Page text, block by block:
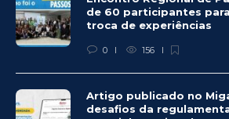
de 60 participantes
troca de experiências
0 156
Artigo publicado no
desafios da